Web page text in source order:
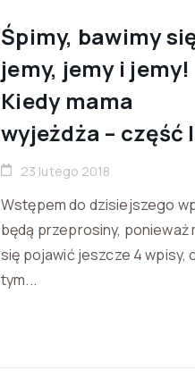
Śpimy, bawimy
jemy, jemy i jemy!
Kiedy mama
wyjeżdża – część
23 lutego 2018
Wstępem do dzisiejszego
będą przeprosiny, ponieważ
się pojawić jeszcze 4 wpisy,
tym...